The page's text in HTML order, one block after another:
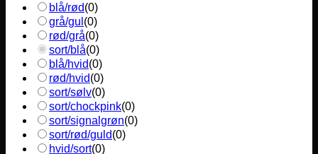
blå/rød(0)
grå/gul (0)
rød/grå(0)
sort/blå(0)
blå/hvid(0)
rød/hvid(0)
sort/sølv(0)
sort/chockpink(0)
sort/signalgrøn(0)
sort/rød/guld(0)
hvid/sort(0)